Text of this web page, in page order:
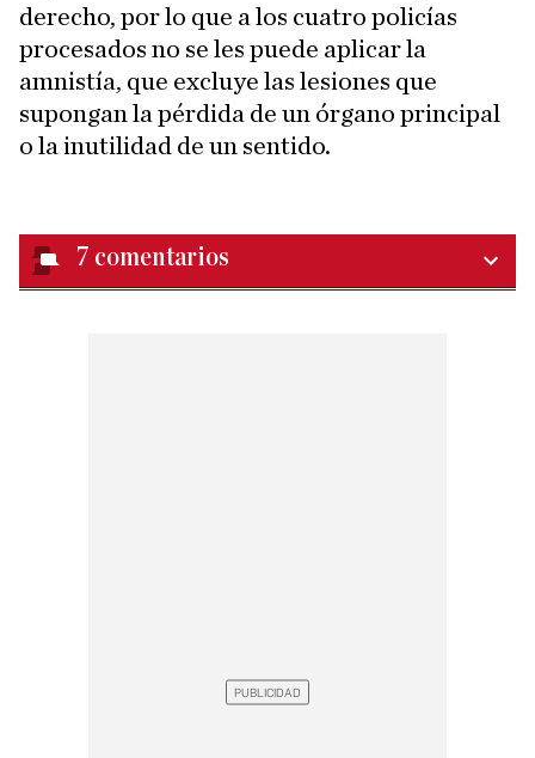
derecho, por lo que a los cuatro policías
procesados no se les puede aplicar la
amnistía, que excluye las lesiones que
supongan la pérdida de un órgano principal
o la inutilidad de un sentido.
7 comentarios